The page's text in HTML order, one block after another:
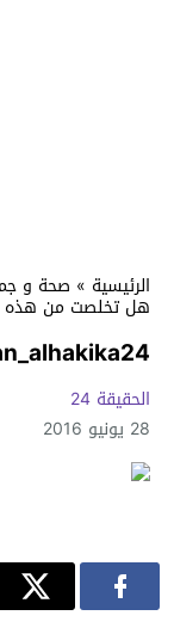
الرئيسية » صحة و
هل تخلصت من هذه
الحقيقة 24
28 يونيو 2016